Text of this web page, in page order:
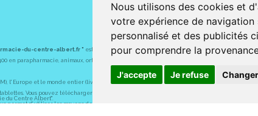
Nous utilisons des cookies et
votre expérience de
personnalisé et des publicités
pour comprendre la
J'accepte Je refuse
du-centre-albert.fr " est le site internet de l a pharmacie du centre, 32 rue Jeanne
en parapharmacie, animaux, orthopédie, matériel médical. 1700 en médicaments sans
l' Europe et le monde entier (livraison assuré par Colissimo et ses partenaires à l' étranger).
Vous pouvez télécharger gratuitement l' application sur l' AppStore (pour iPhone, iPad et
du Centre Albert".
d' utiliser les moyens de paiement suivants : CB, Visa, MasterCard, American Express,